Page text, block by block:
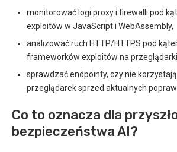
monitorować logi proxy i firewalli pod
exploitów w JavaScript i WebAssembly,
analizować ruch HTTP/HTTPS pod
frameworków exploitów na
sprawdzać endpointy, czy nie
przeglądarek sprzed aktualnych
Co to oznacza dla
bezpieczeństwa AI?